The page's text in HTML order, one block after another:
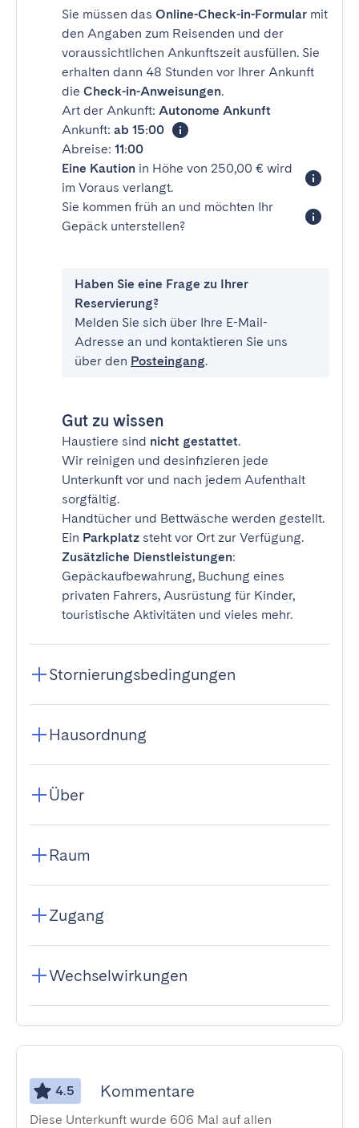
Sie müssen das Online-Check-in-Formular mit
den Angaben zum Reisenden und der
voraussichtlichen Ankunftszeit ausfüllen. Sie
erhalten dann 48 Stunden vor Ihrer Ankunft
die Check-in-Anweisungen.
Art der Ankunft: Autonome Ankunft
Ankunft: ab 15:00
Abreise: 11:00
Eine Kaution in Höhe von 250,00 € wird
im Voraus verlangt.
Sie kommen früh an und möchten Ihr
Gepäck unterstellen?
Haben Sie eine Frage zu Ihrer
Reservierung?
Melden Sie sich über Ihre E-Mail-
Adresse an und kontaktieren Sie uns
über den Posteingang.
Gut zu wissen
Haustiere sind nicht gestattet.
Wir reinigen und desinfizieren jede
Unterkunft vor und nach jedem Aufenthalt
sorgfältig.
Handtücher und Bettwäsche werden gestellt.
Ein Parkplatz steht vor Ort zur Verfügung.
Zusätzliche Dienstleistungen:
Gepäckaufbewahrung, Buchung eines
privaten Fahrers, Ausrüstung für Kinder,
touristische Aktivitäten und vieles mehr.
Stornierungsbedingungen
Hausordnung
Über
Raum
Zugang
Wechselwirkungen
4.5 Kommentare
Diese Unterkunft wurde 606 Mal auf allen